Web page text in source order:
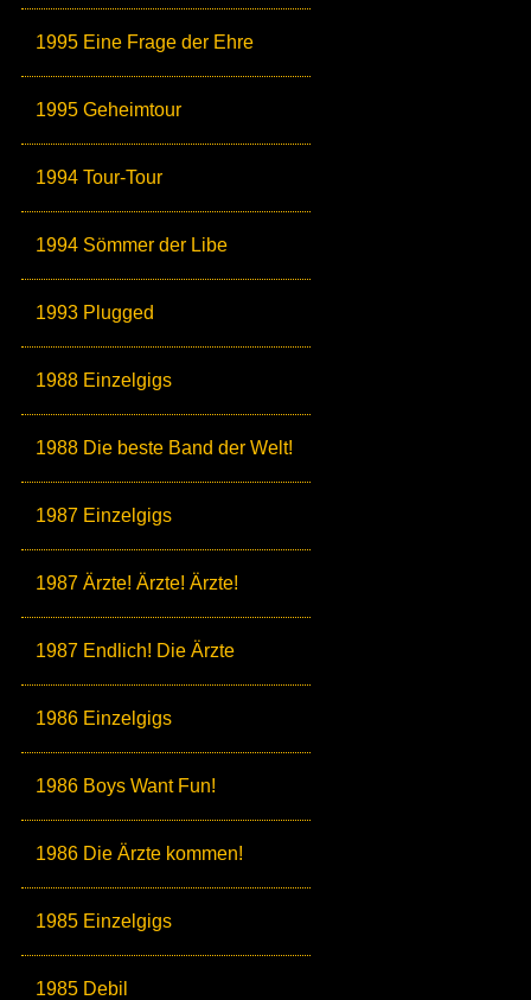
1995 Eine Frage der Ehre
1995 Geheimtour
1994 Tour-Tour
1994 Sömmer der Libe
1993 Plugged
1988 Einzelgigs
1988 Die beste Band der Welt!
1987 Einzelgigs
1987 Ärzte! Ärzte! Ärzte!
1987 Endlich! Die Ärzte
1986 Einzelgigs
1986 Boys Want Fun!
1986 Die Ärzte kommen!
1985 Einzelgigs
1985 Debil